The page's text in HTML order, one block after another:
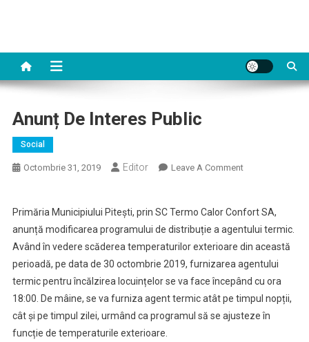
Anunț De Interes Public
Social
Octombrie 31, 2019 Editor Leave A CommentOn
Interes
Public
Primăria Municipiului Pitești, prin SC Termo Calor Confort SA,
anunță modificarea programului de distribuție a agentului termic.
Având în vedere scăderea temperaturilor exterioare din această
perioadă, pe data de 30 octombrie 2019, furnizarea agentului
termic pentru încălzirea locuințelor se va face începând cu ora
18:00. De mâine, se va furniza agent termic atât pe timpul nopții,
cât și pe timpul zilei, urmând ca programul să se ajusteze în
funcție de temperaturile exterioare.